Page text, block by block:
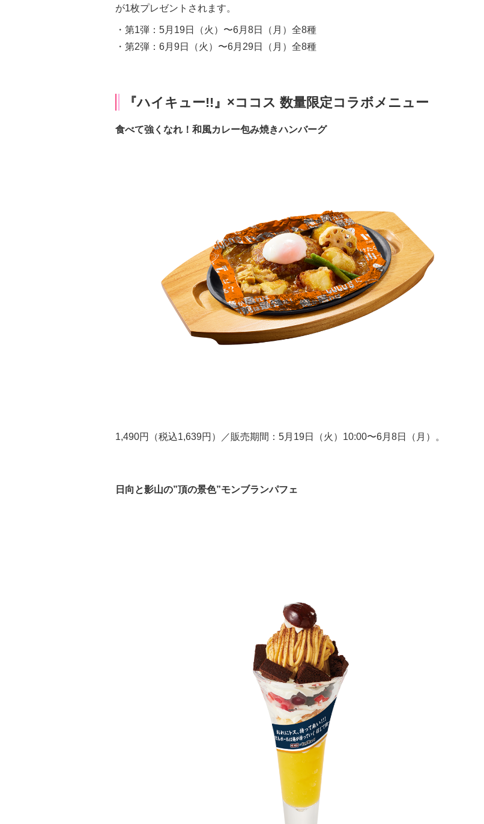
が1枚プレゼントされます。
・第1弾：5月19日（火）〜6月8日（月）全8種
・第2弾：6月9日（火）〜6月29日（月）全8種
『ハイキュー!!』×ココス 数量限定コラボメニュー
食べて強くなれ！和風カレー包み焼きハンバーグ
1,490円（税込1,639円）／販売期間：5月19日（火）10:00〜6月8日（月）。
日向と影山の”頂の景色”モンブランパフェ